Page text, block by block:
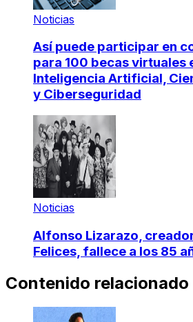
Noticias
Así puede participar en
para 100 becas virtuales
Inteligencia Artificial,
y Ciberseguridad
Noticias
Alfonso Lizarazo,
Felices, fallece a los 85
Contenido relacionado